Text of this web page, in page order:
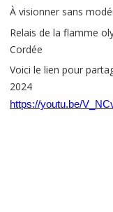
À visionner sans
Relais de la flamme
Cordée
Voici le lien pour
2024
https://youtu.be/